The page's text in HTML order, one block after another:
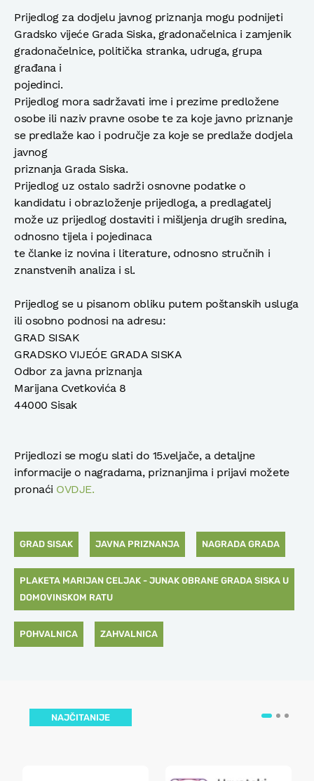
Prijedlog za dodjelu javnog priznanja mogu podnijeti
Gradsko vijeće Grada Siska, gradonačelnica i zamjenik
gradonačelnice, politička stranka, udruga, grupa
građana i
pojedinci.
Prijedlog mora sadržavati ime i prezime predložene
osobe ili naziv pravne osobe te za koje javno priznanje
se predlaže kao i područje za koje se predlaže dodjela
javnog
priznanja Grada Siska.
Prijedlog uz ostalo sadrži osnovne podatke o
kandidatu i obrazloženje prijedloga, a predlagatelj
može uz prijedlog dostaviti i mišljenja drugih sredina,
odnosno tijela i pojedinaca
te članke iz novina i literature, odnosno stručnih i
znanstvenih analiza i sl.
Prijedlog se u pisanom obliku putem poštanskih usluga
ili osobno podnosi na adresu:
GRAD SISAK
GRADSKO VIJEÓE GRADA SISKA
Odbor za javna priznanja
Marijana Cvetkovića 8
44000 Sisak
Prijedlozi se mogu slati do 15.veljače, a detaljne
informacije o nagradama, priznanjima i prijavi možete
pronaći OVDJE.
GRAD SISAK JAVNA PRIZNANJA NAGRADA GRADA
PLAKETA MARIJAN CELJAK - JUNAK OBRANE GRADA SISKA U
DOMOVINSKOM RATU
POHVALNICA ZAHVALNICA
NAJČITANIJE